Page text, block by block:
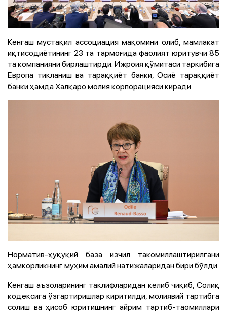
Кенгаш мустақил ассоциация мақомини олиб, мамлакат
иқтисодиётининг 23 та тармоғида фаолият юритувчи 85
та компанияни бирлаштирди. Ижроия қўмитаси таркибига
Европа тикланиш ва тараққиёт банки, Осиё тараққиёт
банки ҳамда Халқаро молия корпорацияси киради.
Норматив-ҳуқуқий база изчил такомиллаштирилгани
ҳамкорликнинг муҳим амалий натижаларидан бири бўлди.
Кенгаш аъзоларининг таклифларидан келиб чиқиб, Солиқ
кодексига ўзгартиришлар киритилди, молиявий тартибга
солиш ва ҳисоб юритишнинг айрим тартиб-таомиллари